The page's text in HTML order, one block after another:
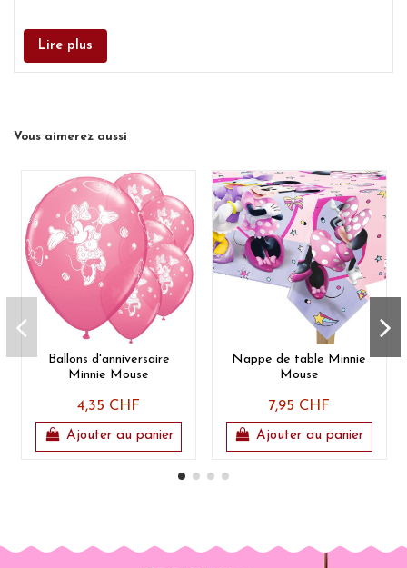
Lire plus
Vous aimerez aussi
Ballons d'anniversaire
Minnie Mouse
4,35 CHF
Ajouter au panier
Nappe de table Minnie
Mouse
7,95 CHF
Ajouter au panier